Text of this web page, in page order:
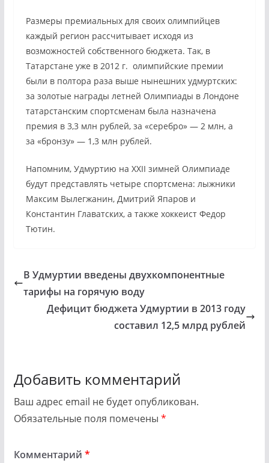
Размеры премиальных для своих олимпийцев
каждый регион рассчитывает исходя из
возможностей собственного бюджета. Так, в
Татарстане уже в 2012 г. олимпийские премии
были в полтора раза выше нынешних удмуртских:
за золотые награды летней Олимпиады в Лондоне
татарстанским спортсменам была назначена
премия в 3,3 млн рублей, за «серебро» — 2 млн, а
за «бронзу» — 1,3 млн рублей.
Напомним, Удмуртию на XXII зимней Олимпиаде
будут представлять четыре спортсмена: лыжники
Максим Вылегжанин, Дмитрий Япаров и
Константин Главатских, а также хоккеист Федор
Тютин.
В Удмуртии введены двухкомпонентные
тарифы на горячую воду
Дефицит бюджета Удмуртии в 2013 году
составил 12,5 млрд рублей
Добавить комментарий
Ваш адрес email не будет опубликован.
Обязательные поля помечены *
Комментарий *